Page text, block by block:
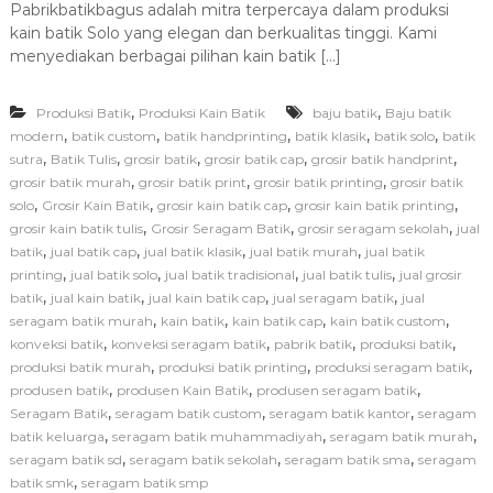
d
a
r
i
k
a
t
i
k
b
a
u
s
:
S
o
s
Pabrikbatikbagus adalah mitra terpercaya dalam produksi
kain batik Solo yang elegan dan berkualitas tinggi. Kami
menyediakan berbagai pilihan kain batik […]
Produksi Batik, Produksi Kain Batik baju batik, Baju batik
modern, batik custom, batik handprinting, batik klasik, batik solo, batik
sutra, Batik Tulis, grosir batik, grosir batik cap, grosir batik handprint,
grosir batik murah, grosir batik print, grosir batik printing, grosir batik
solo, Grosir Kain Batik, grosir kain batik cap, grosir kain batik printing,
grosir kain batik tulis, Grosir Seragam Batik, grosir seragam sekolah, jual
batik, jual batik cap, jual batik klasik, jual batik murah, jual batik
printing, jual batik solo, jual batik tradisional, jual batik tulis, jual grosir
batik, jual kain batik, jual kain batik cap, jual seragam batik, jual
seragam batik murah, kain batik, kain batik cap, kain batik custom,
konveksi batik, konveksi seragam batik, pabrik batik, produksi batik,
produksi batik murah, produksi batik printing, produksi seragam batik,
produsen batik, produsen Kain Batik, produsen seragam batik,
Seragam Batik, seragam batik custom, seragam batik kantor, seragam
batik keluarga, seragam batik muhammadiyah, seragam batik murah,
seragam batik sd, seragam batik sekolah, seragam batik sma, seragam
batik smk, seragam batik smp